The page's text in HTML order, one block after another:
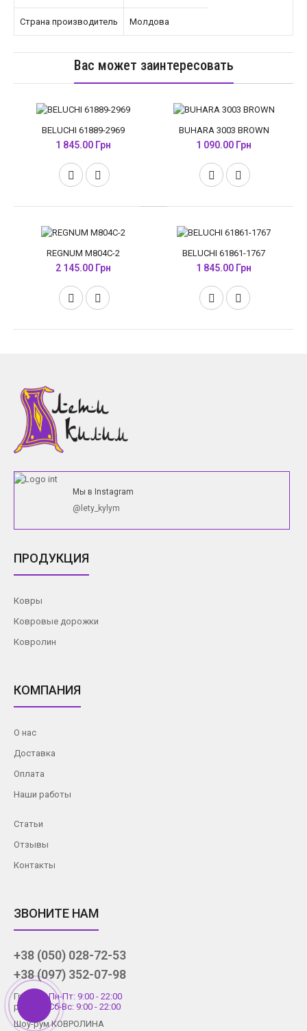
Страна производитель Молдова
Вас может заинтересовать
BELUCHI 61889-2969
1 845.00 Грн
BUHARA 3003 BROWN
1 090.00 Грн
REGNUM M804C-2
2 145.00 Грн
BELUCHI 61861-1767
1 845.00 Грн
Мы в Instagram
@lety_kylym
ПРОДУКЦИЯ
Ковры
Ковровые дорожки
Ковролин
КОМПАНИЯ
О нас
Доставка
Оплата
Наши работы
Статьи
Отзывы
Контакты
ЗВОНИТЕ НАМ
+38 (050) 028-72-53
+38 (097) 352-07-98
График
работы
Пн-Пт: 9:00 - 22:00
Сб-Вс: 9:00 - 22:00
Шоу-рум КОВРОЛИНА